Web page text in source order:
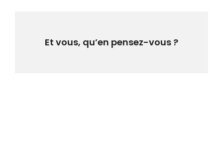
Et vous, qu’en pensez-vous ?